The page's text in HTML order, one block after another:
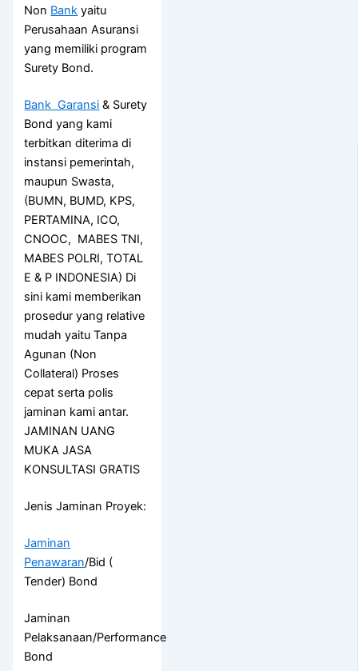
Non Bank yaitu
Perusahaan Asuransi
yang memiliki program
Surety Bond.
Bank Garansi & Surety
Bond yang kami
terbitkan diterima di
instansi pemerintah,
maupun Swasta,
(BUMN, BUMD, KPS,
PERTAMINA, ICO,
CNOOC, MABES TNI,
MABES POLRI, TOTAL
E & P INDONESIA) Di
sini kami memberikan
prosedur yang relative
mudah yaitu Tanpa
Agunan (Non
Collateral) Proses
cepat serta polis
jaminan kami antar.
JAMINAN UANG
MUKA JASA
KONSULTASI GRATIS
Jenis Jaminan Proyek:
Jaminan
Penawaran/Bid (
Tender) Bond
Jaminan
Pelaksanaan/Performance
Bond